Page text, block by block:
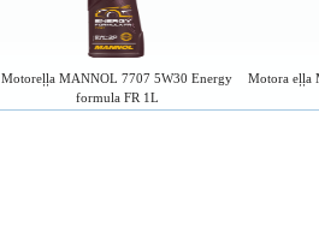
Motoreļļa MANNOL 7707 5W30 Energy
formula FR 1L
Motora eļļa